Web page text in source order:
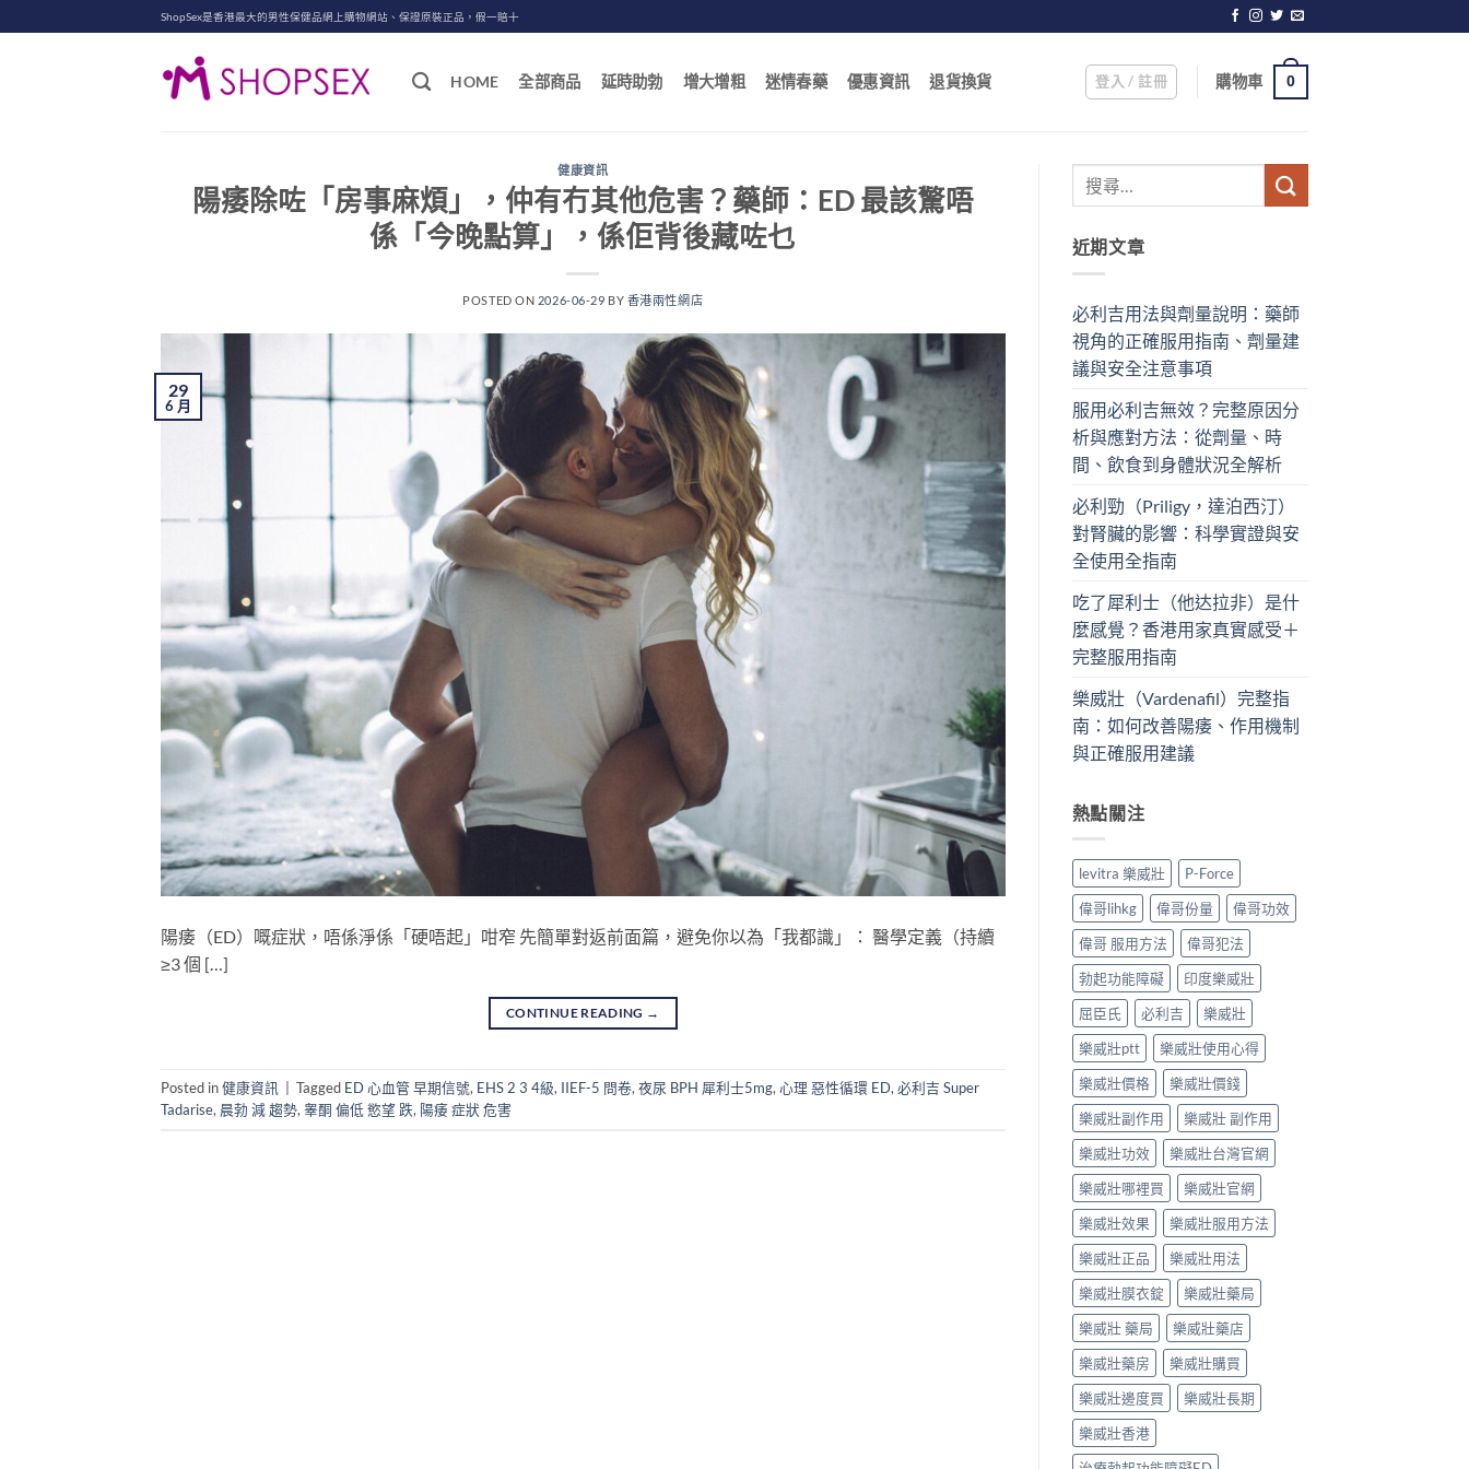
to
ShopSex是香港最大的男性保健品網上購物網站、保證原裝正品，假一賠十
HOME 全部商品 延時助勃 增大增粗 迷情春藥 優惠資訊 退貨換貨 登入 / 註冊 購物車 0
健康資訊
陽痿除咗「房事麻煩」，仲有冇其他危害？藥師：ED 最該驚唔
係「今晚點算」，係佢背後藏咗乜
POSTED ON 2026-06-29 BY 香港兩性網店
29
6 月
陽痿（ED）嘅症狀，唔係淨係「硬唔起」咁窄 先簡單對返前面篇，避免你以為「我都識」： 醫學定義（持續
≥3 個 […]
CONTINUE READING →
Posted in健康資訊 Tagged ED 心血管 早期信號, EHS 2 3 4級, IIEF-5 問卷,夜尿 BPH 犀利士5mg,心理 惡性循環 ED,必利吉 Super
Tadarise, 晨勃 減 趨勢,睾酮 偏低 慾望 跌, 陽痿 症狀 危害
近期文章
必利吉用法與劑量說明：藥師
視角的正確服用指南、劑量建
議與安全注意事項
服用必利吉無效？完整原因分
析與應對方法：從劑量、時
間、飲食到身體狀況全解析
必利勁（Priligy，達泊西汀）
對腎臟的影響：科學實證與安
全使用全指南
吃了犀利士（他达拉非）是什
麼感覺？香港用家真實感受＋
完整服用指南
樂威壯（Vardenafil）完整指
南：如何改善陽痿、作用機制
與正確服用建議
熱點關注
levitra 樂威壯
P-Force
偉哥lihkg
偉哥份量
偉哥功效
偉哥 服用方法
偉哥犯法
勃起功能障礙
印度樂威壯
屈臣氏
必利吉
樂威壯
樂威壯ptt
樂威壯使用心得
樂威壯價格
樂威壯價錢
樂威壯副作用
樂威壯 副作用
樂威壯功效
樂威壯台灣官網
樂威壯哪裡買
樂威壯官網
樂威壯效果
樂威壯服用方法
樂威壯正品
樂威壯用法
樂威壯膜衣錠
樂威壯藥局
樂威壯 藥局
樂威壯藥店
樂威壯藥房
樂威壯購買
樂威壯邊度買
樂威壯長期
樂威壯香港